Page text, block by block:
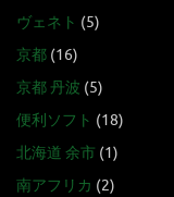
ヴェネト (5)
京都 (16)
京都 丹波 (5)
便利ソフト (18)
北海道 余市 (1)
南アフリカ (2)